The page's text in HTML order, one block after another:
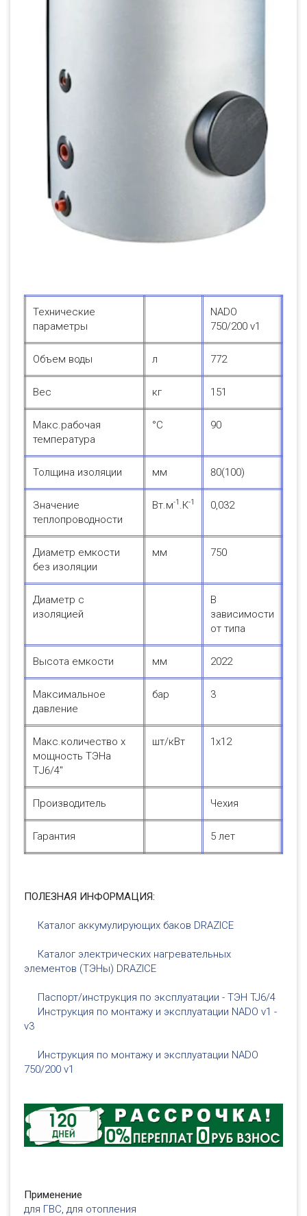
Технические
параметры
NADO
750/200 v1
Объем воды л 772
Вес кг 151
Макс.рабочая
температура
°С 90
Толщина изоляции мм 80(100)
Значение
теплопроводности
Вт.м-1 .К-1 0,032
Диаметр емкости
без изоляции
мм 750
Диаметр с
изоляцией
В
зависимости
от типа
Высота емкости мм 2022
Максимальное
давление
бар 3
Макс.количество х
мощность ТЭНа
ТJ6/4"
шт/кВт 1х12
Производитель Чехия
Гарантия 5 лет
ПОЛЕЗНАЯ ИНФОРМАЦИЯ:
Каталог аккумулирующих баков DRAZICE
Каталог электрических нагревательных
элементов (ТЭНы) DRAZICE
Паспорт/инструкция по эксплуатации - ТЭН TJ6/4
Инструкция по монтажу и эксплуатации NADO v1 -
v3
Инструкция по монтажу и эксплуатации NADO
750/200 v1
Применение
для ГВС, для отопления